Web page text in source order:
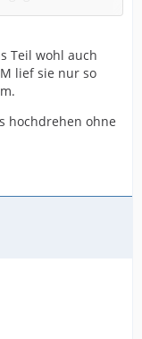
mal runter
Teil wohl auch
lief sie nur so
hochdrehen ohne